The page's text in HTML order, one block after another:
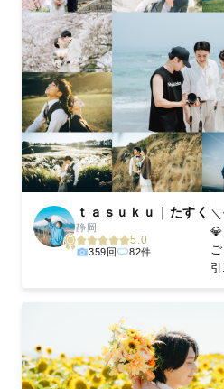
ｔａｓｕｋｕ｜たすく
静岡
5.0
359回 82件